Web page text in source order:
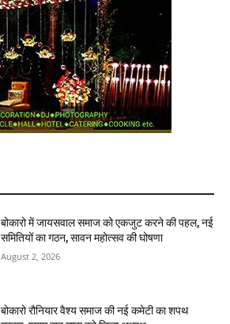
बोकारो में जायसवाल समाज को एकजुट करने की पहल, नई
समितियों का गठन, सावन महोत्सव की घोषणा
August 2, 2026
बोकारो रौनियार वैश्य समाज की नई कमेटी का शपथ